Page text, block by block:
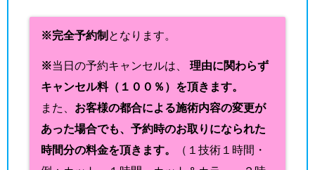
※完全予約制 となります。
※当日の予約キャンセルは、 理由に関わらず
キャンセル料（１００％）を頂きます。
また、 お客様の都合による施術内容の変更が
あった場合でも、予約時のお取りになられた
時間分の料金を頂きます。
（１技術１時間・